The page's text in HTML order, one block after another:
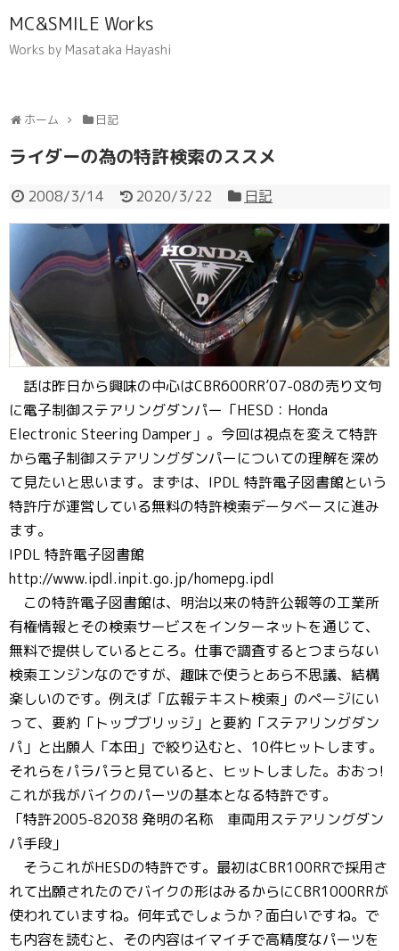
MC&SMILE Works
Works by Masataka Hayashi
ホーム 日記
ライダーの為の特許検索のススメ
2008/3/14 2020/3/22 日記
話は昨日から興味の中心はCBR600RR’07-08の売り文句
に電子制御ステアリングダンパー「HESD：Honda
Electronic Steering Damper」。今回は視点を変えて特許
から電子制御ステアリングダンパーについての理解を深め
て見たいと思います。まずは、IPDL 特許電子図書館という
特許庁が運営している無料の特許検索データベースに進み
ます。
IPDL 特許電子図書館
http://www.ipdl.inpit.go.jp/homepg.ipdl
この特許電子図書館は、明治以来の特許公報等の工業所
有権情報とその検索サービスをインターネットを通じて、
無料で提供しているところ。仕事で調査するとつまらない
検索エンジンなのですが、趣味で使うとあら不思議、結構
楽しいのです。例えば「広報テキスト検索」のページにい
って、要約「トップブリッジ」と要約「ステアリングダン
パ」と出願人「本田」で絞り込むと、10件ヒットします。
それらをパラパラと見ていると、ヒットしました。おおっ!
これが我がバイクのパーツの基本となる特許です。
「特許2005-82038 発明の名称 車両用ステアリングダン
パ手段」
そうこれがHESDの特許です。最初はCBR100RRで採用さ
れて出願されたのでバイクの形はみるからにCBR1000RRが
使われていますね。何年式でしょうか？面白いですね。で
も内容を読むと、その内容はイマイチで高精度なパーツを